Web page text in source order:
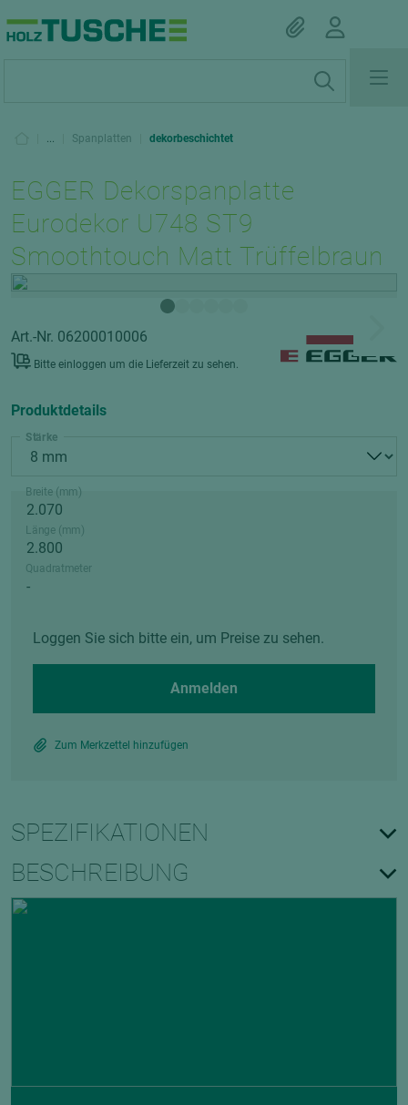
... Spanplatten dekorbeschichtet
EGGER Dekorspanplatte
Eurodekor U748 ST9
Smoothtouch Matt Trüffelbraun
Art.-Nr. 06200010006
Bitte einloggen um die Lieferzeit zu sehen.
Produktdetails
Stärke
Breite (mm)
Länge (mm)
Quadratmeter
Loggen Sie sich bitte ein, um Preise zu sehen.
Anmelden
Zum Merkzettel hinzufügen
SPEZIFIKATIONEN
BESCHREIBUNG